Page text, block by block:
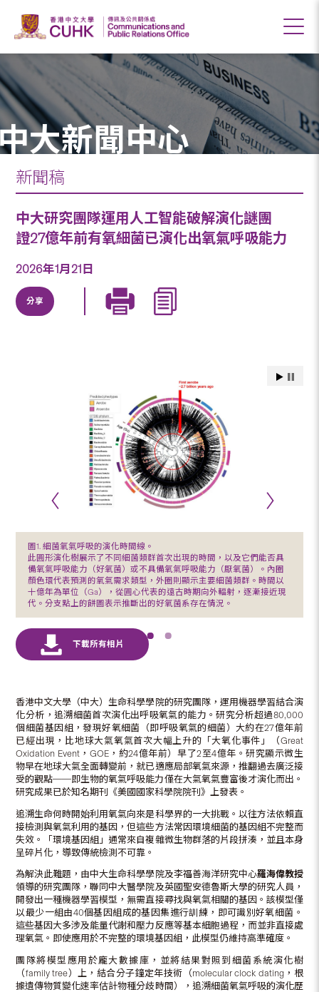
大新聞中心
新聞稿
中大研究團隊運用人工智能破解演化謎團
證27億年前有氧細菌已演化出氧氣呼吸能力
2026年1月21日
分享
圖1. 細菌氧氣呼吸的演化時間線。
此圓形演化樹展示了不同細菌類群首次出現的時間，以及它們能否具
備氧氣呼吸能力（好氧菌）或不具備氧氣呼吸能力（厭氧菌）。內圈
顏色環代表預測的氧氣需求類型，外圈則顯示主要細菌類群。時間以
十億年為單位（Ga），從圓心代表的遠古時期向外輻射，逐漸接近現
代。分支點上的餅圖表示推斷出的好氧菌系存在情況。
香港中文大學（中大）生命科學學院的研究團隊，運用機器學習結合演
化分析，追溯細菌首次演化出呼吸氧氣的能力。研究分析超過80,000
個細菌基因組，發現好氧細菌（即呼吸氧氣的細菌）大約在27億年前
已經出現，比地球大氣氧氣首次大幅上升的「大氧化事件」（Great
Oxidation Event，GOE，約24億年前）早了2至4億年。研究顯示微生
物早在地球大氣全面轉變前，就已適應局部氧氣來源，推翻過去廣泛接
受的觀點──即生物的氧氣呼吸能力僅在大氣氧氣豐富後才演化而出。
研究成果已於知名期刊《美國國家科學院院刊》上發表。
追溯生命何時開始利用氧氣向來是科學界的一大挑戰。以往方法依賴直
接檢測與氧氣利用的基因，但這些方法常因環境細菌的基因組不完整而
失效。「環境基因組」通常來自複雜微生物群落的片段拼湊，並且本身
呈碎片化，導致傳統檢測不可靠。
為解決此難題，由中大生命科學學院及李福善海洋研究中心羅海偉教授
領導的研究團隊，聯同中大醫學院及英國聖安德魯斯大學的研究人員，
開發出一種機器學習模型，無需直接尋找與氧氣相關的基因。該模型僅
以最少一組由40個基因組成的基因集進行訓練，即可識別好氧細菌。
這些基因大多涉及能量代謝和壓力反應等基本細胞過程，而並非直接處
理氧氣。即使應用於不完整的環境基因組，此模型仍維持高準確度。
團隊將模型應用於龐大數據庫，並將結果對照到細菌系統演化樹
（family tree）上，結合分子鐘定年技術（molecular clock dating，根
據遺傳物質變化速率估計物種分歧時間），追溯細菌氧氣呼吸的演化歷